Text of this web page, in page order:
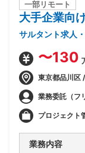
一部リモート
大手企業向
サルタント求人
〜130
東京都品川区
業務委託（フ
プロジェクト
業務内容